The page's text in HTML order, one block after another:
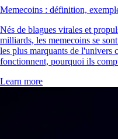
Memecoins : définition,
Nés de blagues virales et
milliards, les memecoins se
les plus marquants de l'univers
fonctionnent, pourquoi ils
Learn more